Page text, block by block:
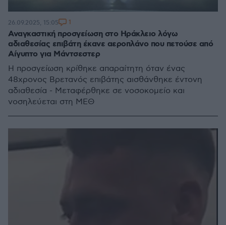
Αναγκαστική προσγείωση στο Ηράκλειο λόγω
αδιαθεσίας επιβάτη έκανε αεροπλάνο που πετούσε από
Αίγυπτο για Μάντσεστερ
Η προσγείωση κρίθηκε απαραίτητη όταν ένας
48χρονος Βρετανός επιβάτης αισθάνθηκε έντονη
αδιαθεσία - Μεταφέρθηκε σε νοσοκομείο και
νοσηλεύεται στη ΜΕΘ
26.09.2025, 15:05 1